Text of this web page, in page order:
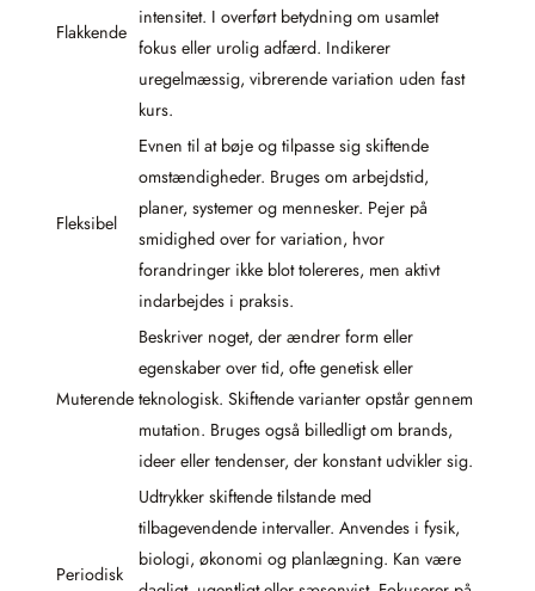
Flakkende
intensitet. I overført betydning om usamlet
fokus eller urolig adfærd. Indikerer
uregelmæssig, vibrerende variation uden fast
kurs.
Fleksibel
Evnen til at bøje og tilpasse sig skiftende
omstændigheder. Bruges om arbejdstid,
planer, systemer og mennesker. Pejer på
smidighed over for variation, hvor
forandringer ikke blot tolereres, men aktivt
indarbejdes i praksis.
Muterende
Beskriver noget, der ændrer form eller
egenskaber over tid, ofte genetisk eller
teknologisk. Skiftende varianter opstår gennem
mutation. Bruges også billedligt om brands,
ideer eller tendenser, der konstant udvikler sig.
Periodisk
Udtrykker skiftende tilstande med
tilbagevendende intervaller. Anvendes i fysik,
biologi, økonomi og planlægning. Kan være